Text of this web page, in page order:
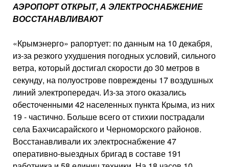
АЭРОПОРТ ОТКРЫТ, А ЭЛЕКТРОСНАБЖЕНИЕ
ВОССТАНАВЛИВАЮТ
«Крымэнерго» рапортует: по данным на 10 декабря,
из-за резкого ухудшения погодных условий, сильно­го
ветра, который достигал скорости до 30 метров в
секунду, на полуострове по­вреждены 17 воздушных
ли­ний электропередач. Из-за этого оказались
обесточен­ными 42 населенных пункта Крыма, из них
19 - частич­но. Больше всего от стихии пострадали
села Бахчиса­райского и Черноморского районов.
Восстанавливали их электроснабжение 47
оперативно-выездных бри­гад в составе 191